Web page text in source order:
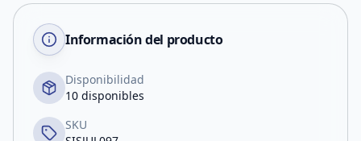
Información del producto
Disponibilidad
10 disponibles
SKU